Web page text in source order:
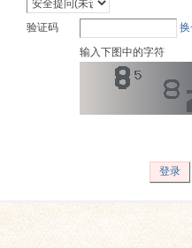
验证码
输入下图中的字符
登录